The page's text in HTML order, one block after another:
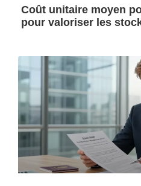
Coût unitaire moyen
pour valoriser les